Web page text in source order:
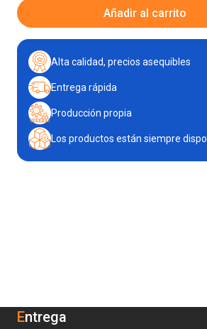
Añadir al carrito
Alta calidad, precios asequibles
Entrega rápida
Producción propia
Los productos están siempre
Entrega